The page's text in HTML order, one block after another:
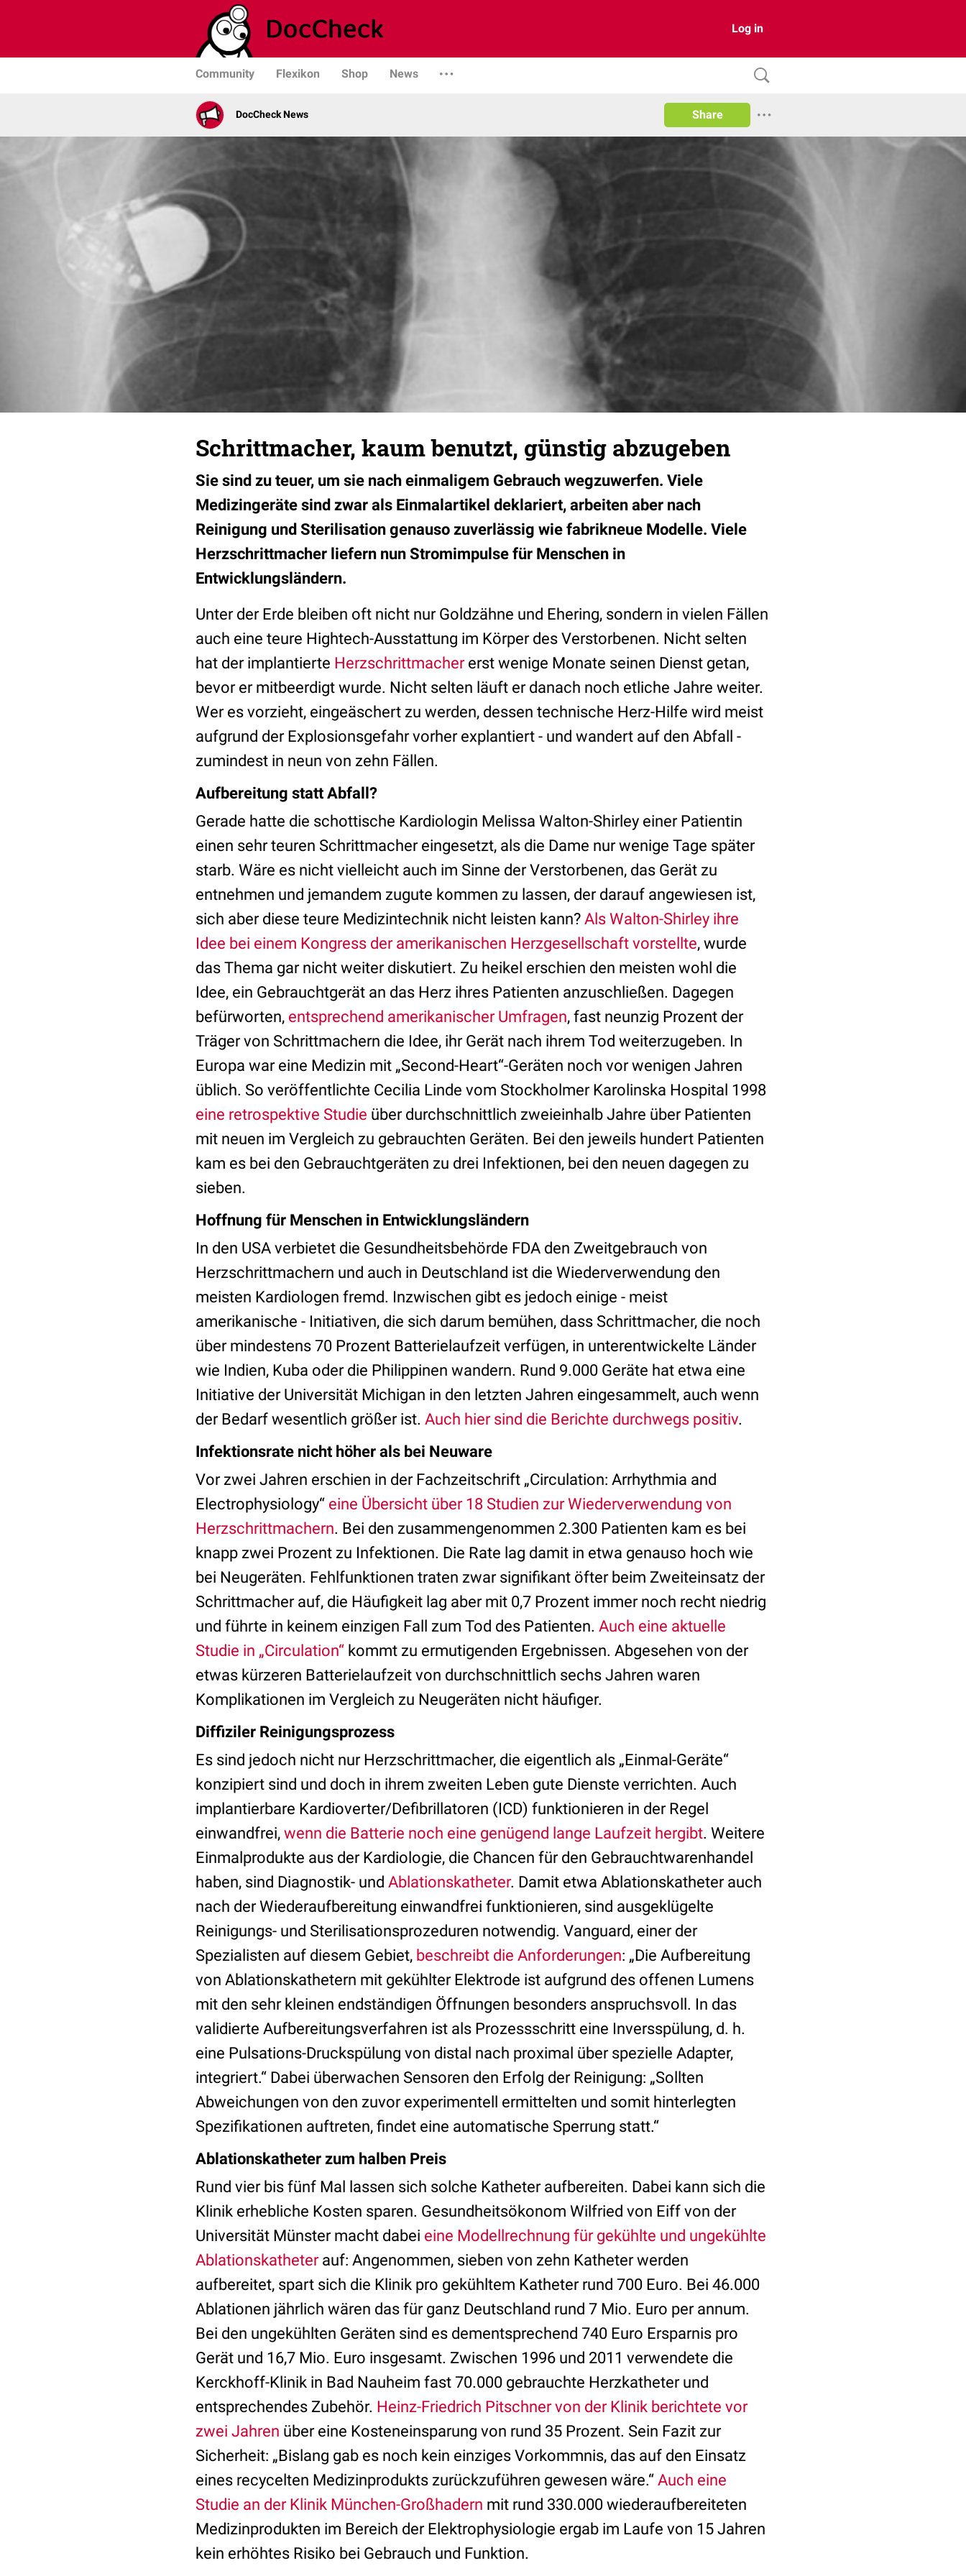
Log in
Community Flexikon Shop News
DocCheck News Share
Schrittmacher, kaum benutzt, günstig abzugeben
Sie sind zu teuer, um sie nach einmaligem Gebrauch wegzuwerfen. Viele
Medizingeräte sind zwar als Einmalartikel deklariert, arbeiten aber nach
Reinigung und Sterilisation genauso zuverlässig wie fabrikneue Modelle. Viele
Herzschrittmacher liefern nun Stromimpulse für Menschen in
Entwicklungsländern.
Unter der Erde bleiben oft nicht nur Goldzähne und Ehering, sondern in vielen Fällen
auch eine teure Hightech-Ausstattung im Körper des Verstorbenen. Nicht selten
hat der implantierte Herzschrittmachererst wenige Monate seinen Dienst getan,
bevor er mitbeerdigt wurde. Nicht selten läuft er danach noch etliche Jahre weiter.
Wer es vorzieht, eingeäschert zu werden, dessen technische Herz-Hilfe wird meist
aufgrund der Explosionsgefahr vorher explantiert - und wandert auf den Abfall -
zumindest in neun von zehn Fällen.
Aufbereitung statt Abfall?
Gerade hatte die schottische Kardiologin Melissa Walton-Shirley einer Patientin
einen sehr teuren Schrittmacher eingesetzt, als die Dame nur wenige Tage später
starb. Wäre es nicht vielleicht auch im Sinne der Verstorbenen, das Gerät zu
entnehmen und jemandem zugute kommen zu lassen, der darauf angewiesen ist,
sich aber diese teure Medizintechnik nicht leisten kann? Als Walton-Shirley ihre
Idee bei einem Kongress der amerikanischen Herzgesellschaft vorstellte, wurde
das Thema gar nicht weiter diskutiert. Zu heikel erschien den meisten wohl die
Idee, ein Gebrauchtgerät an das Herz ihres Patienten anzuschließen. Dagegen
befürworten, entsprechend amerikanischer Umfragen, fast neunzig Prozent der
Träger von Schrittmachern die Idee, ihr Gerät nach ihrem Tod weiterzugeben. In
Europa war eine Medizin mit „Second-Heart“-Geräten noch vor wenigen Jahren
üblich. So veröffentlichte Cecilia Linde vom Stockholmer Karolinska Hospital 1998
eine retrospektive Studie über durchschnittlich zweieinhalb Jahre über Patienten
mit neuen im Vergleich zu gebrauchten Geräten. Bei den jeweils hundert Patienten
kam es bei den Gebrauchtgeräten zu drei Infektionen, bei den neuen dagegen zu
sieben.
Hoffnung für Menschen in Entwicklungsländern
In den USA verbietet die Gesundheitsbehörde FDA den Zweitgebrauch von
Herzschrittmachern und auch in Deutschland ist die Wiederverwendung den
meisten Kardiologen fremd. Inzwischen gibt es jedoch einige - meist
amerikanische - Initiativen, die sich darum bemühen, dass Schrittmacher, die noch
über mindestens 70 Prozent Batterielaufzeit verfügen, in unterentwickelte Länder
wie Indien, Kuba oder die Philippinen wandern. Rund 9.000 Geräte hat etwa eine
Initiative der Universität Michigan in den letzten Jahren eingesammelt, auch wenn
der Bedarf wesentlich größer ist. Auch hier sind die Berichte durchwegs positiv.
Infektionsrate nicht höher als bei Neuware
Vor zwei Jahren erschien in der Fachzeitschrift „Circulation: Arrhythmia and
Electrophysiology“ eine Übersicht über 18 Studien zur Wiederverwendung von
Herzschrittmachern. Bei den zusammengenommen 2.300 Patienten kam es bei
knapp zwei Prozent zu Infektionen. Die Rate lag damit in etwa genauso hoch wie
bei Neugeräten. Fehlfunktionen traten zwar signifikant öfter beim Zweiteinsatz der
Schrittmacher auf, die Häufigkeit lag aber mit 0,7 Prozent immer noch recht niedrig
und führte in keinem einzigen Fall zum Tod des Patienten. Auch eine aktuelle
Studie in „Circulation“ kommt zu ermutigenden Ergebnissen. Abgesehen von der
etwas kürzeren Batterielaufzeit von durchschnittlich sechs Jahren waren
Komplikationen im Vergleich zu Neugeräten nicht häufiger.
Diffiziler Reinigungsprozess
Es sind jedoch nicht nur Herzschrittmacher, die eigentlich als „Einmal-Geräte“
konzipiert sind und doch in ihrem zweiten Leben gute Dienste verrichten. Auch
implantierbare Kardioverter/Defibrillatoren (ICD) funktionieren in der Regel
einwandfrei, wenn die Batterie noch eine genügend lange Laufzeit hergibt. Weitere
Einmalprodukte aus der Kardiologie, die Chancen für den Gebrauchtwarenhandel
haben, sind Diagnostik- und Ablationskatheter. Damit etwa Ablationskatheter auch
nach der Wiederaufbereitung einwandfrei funktionieren, sind ausgeklügelte
Reinigungs- und Sterilisationsprozeduren notwendig. Vanguard, einer der
Spezialisten auf diesem Gebiet, beschreibt die Anforderungen: „Die Aufbereitung
von Ablationskathetern mit gekühlter Elektrode ist aufgrund des offenen Lumens
mit den sehr kleinen endständigen Öffnungen besonders anspruchsvoll. In das
validierte Aufbereitungsverfahren ist als Prozessschritt eine Inversspülung, d. h.
eine Pulsations-Druckspülung von distal nach proximal über spezielle Adapter,
integriert.“ Dabei überwachen Sensoren den Erfolg der Reinigung: „Sollten
Abweichungen von den zuvor experimentell ermittelten und somit hinterlegten
Spezifikationen auftreten, findet eine automatische Sperrung statt.“
Ablationskatheter zum halben Preis
Rund vier bis fünf Mal lassen sich solche Katheter aufbereiten. Dabei kann sich die
Klinik erhebliche Kosten sparen. Gesundheitsökonom Wilfried von Eiff von der
Universität Münster macht dabei eine Modellrechnung für gekühlte und ungekühlte
Ablationskatheterauf: Angenommen, sieben von zehn Katheter werden
aufbereitet, spart sich die Klinik pro gekühltem Katheter rund 700 Euro. Bei 46.000
Ablationen jährlich wären das für ganz Deutschland rund 7 Mio. Euro per annum.
Bei den ungekühlten Geräten sind es dementsprechend 740 Euro Ersparnis pro
Gerät und 16,7 Mio. Euro insgesamt. Zwischen 1996 und 2011 verwendete die
Kerckhoff-Klinik in Bad Nauheim fast 70.000 gebrauchte Herzkatheter und
entsprechendes Zubehör. Heinz-Friedrich Pitschner von der Klinik berichtete vor
zwei Jahren über eine Kosteneinsparung von rund 35 Prozent. Sein Fazit zur
Sicherheit: „Bislang gab es noch kein einziges Vorkommnis, das auf den Einsatz
eines recycelten Medizinprodukts zurückzuführen gewesen wäre.“ Auch eine
Studie an der Klinik München-Großhadern mit rund 330.000 wiederaufbereiteten
Medizinprodukten im Bereich der Elektrophysiologie ergab im Laufe von 15 Jahren
kein erhöhtes Risiko bei Gebrauch und Funktion.